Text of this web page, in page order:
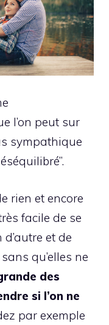
l’on peut sur
sympathique
rien et encore
facile de se
et de
qu’elles ne
des
si l’on ne
par exemple